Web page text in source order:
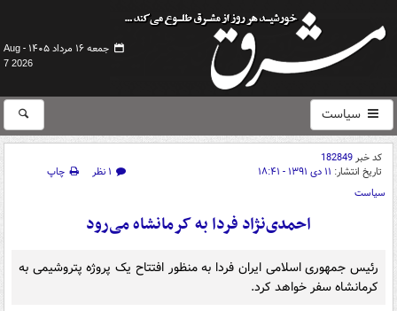
جمعه ۱۶ مرداد ۱۴۰۵ -
Aug
7 2026
سیاست
کد خبر182849
تاریخ انتشار: ۱۱ دی ۱۳۹۱ - ۱۸:۴۱ ۱ نظر
چاپ
سیاست
احمدی‌نژاد فردا به کرمانشاه می‌رود
رئیس جمهوری اسلامی ایران فردا به منظور افتتاح یک پروژه پتروشیمی به
کرمانشاه سفر خواهد کرد.